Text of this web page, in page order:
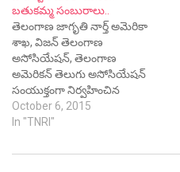
బతుకమ్మ సంబురాలు..
తెలంగాణ జాగృతి నార్త్ అమెరికా
శాఖ, విజన్ తెలంగాణ
అసోసియేషన్, తెలంగాణ
అమెరికన్ తెలుగు అసోసియేషన్
సంయుక్తంగా నిర్వహించిన
బతుకమ్మ వేడుకలకు
నిజామాబాద్ పార్లమెంట్
అధ్యక్షురాలు శ్రీమతి కల్వకుంట్ల
October 6, 2015
In "TNRI"